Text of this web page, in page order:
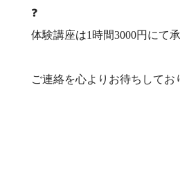
❓
体験講座は1時間3000円にて
ご連絡を心よりお待ちしてお